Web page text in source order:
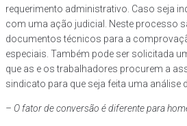
requerimento administrativo. Caso seja
com uma ação judicial. Neste processo
documentos técnicos para a
especiais. Também pode ser solicitada
que as e os trabalhadores procurem a
sindicato para que seja feita uma análise
– O fator de conversão é diferente para